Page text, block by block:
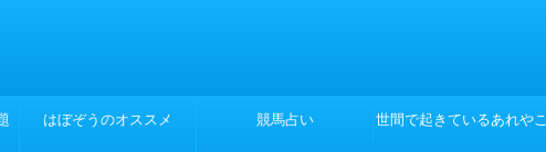
はぼぞうのオススメ 競馬占い 世間で起きているあれやこ